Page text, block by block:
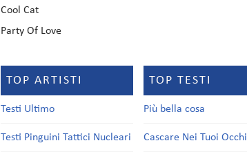
Cool Cat
Party Of Love
TOP ARTISTI
Testi Ultimo
Testi Pinguini Tattici Nucleari
TOP TESTI
Più bella cosa
Cascare Nei Tuoi Occhi